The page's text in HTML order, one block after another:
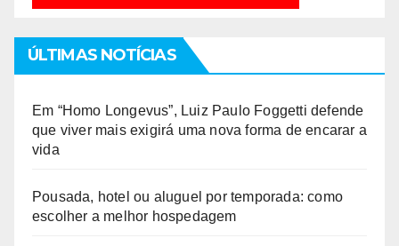
ÚLTIMAS NOTÍCIAS
Em “Homo Longevus”, Luiz Paulo Foggetti defende
que viver mais exigirá uma nova forma de encarar a
vida
Pousada, hotel ou aluguel por temporada: como
escolher a melhor hospedagem